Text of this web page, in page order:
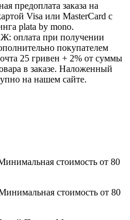
заказа на
Visa или MasterCard с
plata by mono.
при получении
покупателем
25 гривен + 2% от суммы
в заказе. Наложенный
на нашем сайте.
стоимость от 80
стоимость от 80